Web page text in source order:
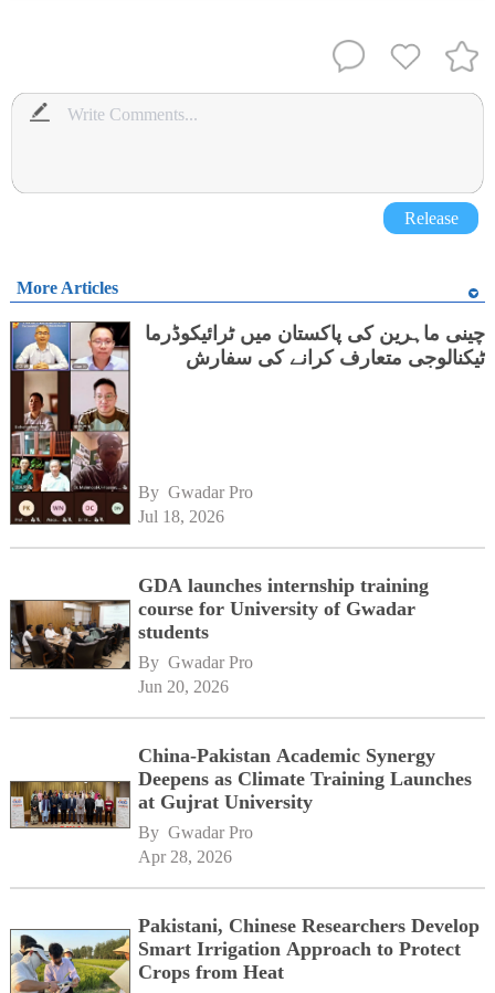
Release
More Articles
چینی ماہرین کی پاکستان میں ٹرائیکوڈرما
ٹیکنالوجی متعارف کرانے کی سفارش
By Gwadar Pro
Jul 18, 2026
GDA launches internship training
course for University of Gwadar
students
By Gwadar Pro
Jun 20, 2026
China-Pakistan Academic Synergy
Deepens as Climate Training Launches
at Gujrat University
By Gwadar Pro
Apr 28, 2026
Pakistani, Chinese Researchers Develop
Smart Irrigation Approach to Protect
Crops from Heat